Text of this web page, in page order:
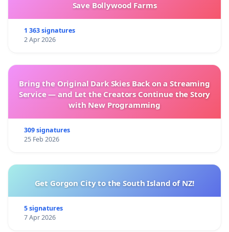
Save Bollywood Farms
1 363 signatures
2 Apr 2026
Bring the Original Dark Skies Back on a Streaming
Service — and Let the Creators Continue the Story
with New Programming
309 signatures
25 Feb 2026
Get Gorgon City to the South Island of NZ!
5 signatures
7 Apr 2026